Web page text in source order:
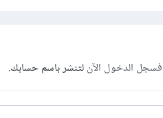
فسجل الدخول الآنلتنشر باسم حسابك.